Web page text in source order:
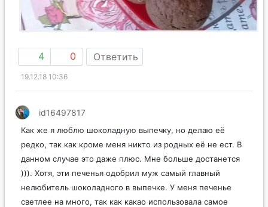
4 0 Ответить
19.12.18 10:36
id16497817
Как же я люблю шоколадную выпечку, но делаю её
редко, так как кроме меня никто из родных её не ест. В
данном случае это даже плюс. Мне больше достанется
))). Хотя, эти печенья одобрил муж самый главный
нелюбитель шоколадного в выпечке. У меня печенье
светлее на много, так как какао использовала самое